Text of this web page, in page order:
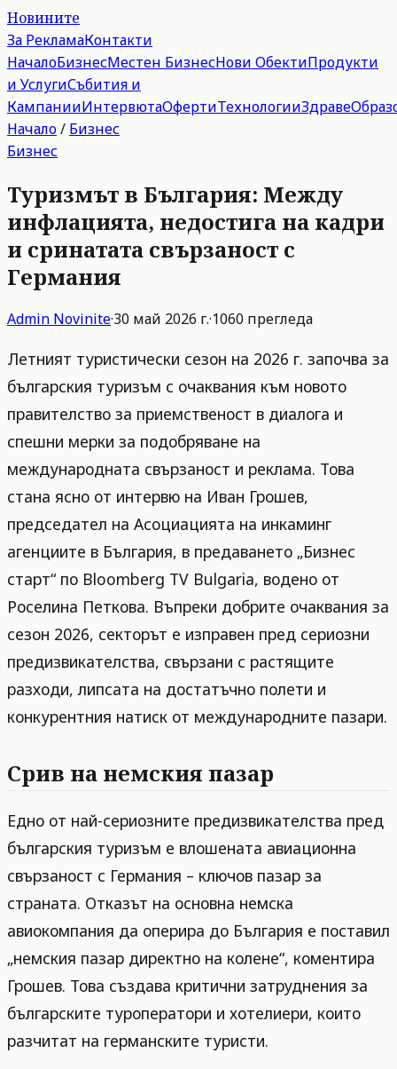
Новините
За РекламаКонтакти
НачалоБизнесМестен БизнесНови ОбектиПродукти
и УслугиСъбития и
КампанииИнтервютаОфертиТехнологииЗдраве
Начало/ Бизнес
Бизнес
Туризмът в България: Между
инфлацията, недостига на кадри
и сринатата свързаност с
Германия
Admin Novinite·30 май 2026 г.·1060 прегледа
Летният туристически сезон на 2026 г. започва за
българския туризъм с очаквания към новото
правителство за приемственост в диалога и
спешни мерки за подобряване на
международната свързаност и реклама. Това
стана ясно от интервю на Иван Грошев,
председател на Асоциацията на инкаминг
агенциите в България, в предаването „Бизнес
старт“ по Bloomberg TV Bulgaria, водено от
Роселина Петкова. Въпреки добрите очаквания за
сезон 2026, секторът е изправен пред сериозни
предизвикателства, свързани с растящите
разходи, липсата на достатъчно полети и
конкурентния натиск от международните пазари.
Срив на немския пазар
Едно от най-сериозните предизвикателства пред
българския туризъм е влошената авиационна
свързаност с Германия – ключов пазар за
страната. Отказът на основна немска
авиокомпания да оперира до България е поставил
„немския пазар директно на колене“, коментира
Грошев. Това създава критични затруднения за
българските туроператори и хотелиери, които
разчитат на германските туристи.